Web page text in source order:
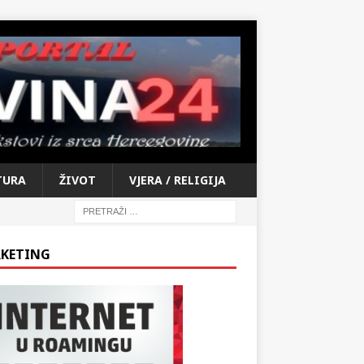
ŽIVOT VJERA / RELIGIJA